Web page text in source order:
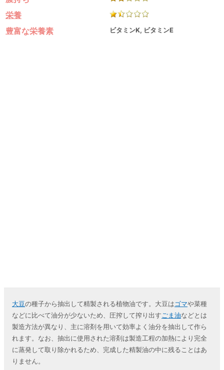
栄養
豊富な栄養素
ビタミンK, ビタミンE
大豆の種子から抽出して精製される植物油です。大豆はゴマや菜種
などに比べて油分が少ないため、圧搾して搾り出すごま油などとは
製造方法が異なり、主に溶剤を用いて効率よく油分を抽出して作ら
れます。なお、抽出に使用された溶剤は製造工程の加熱により完全
に蒸発して取り除かれるため、完成した精製油の中に残ることはあ
りません。